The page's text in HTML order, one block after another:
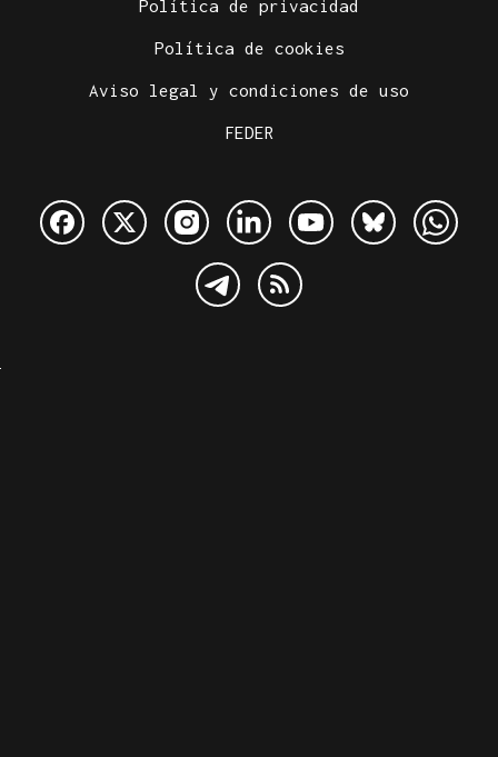
Política de privacidad
Política de cookies
Aviso legal y condiciones de uso
FEDER